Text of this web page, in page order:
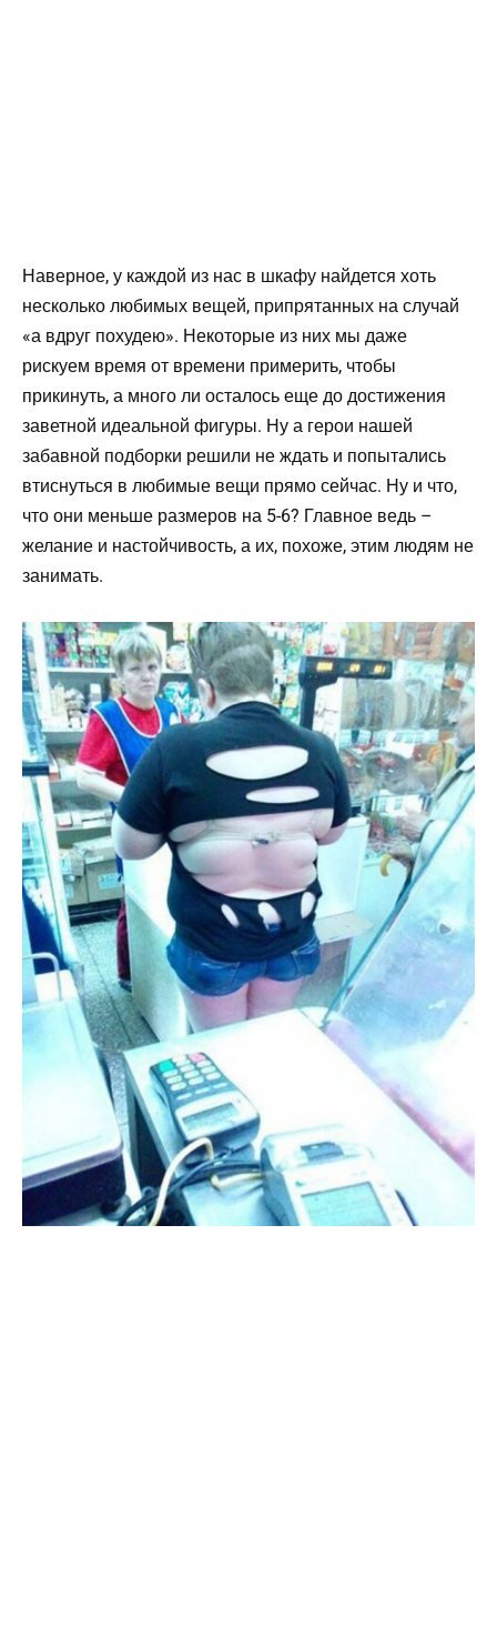
Наверное, у каждой из нас в шкафу найдется хоть
несколько любимых вещей, припрятанных на случай
«а вдруг похудею». Некоторые из них мы даже
рискуем время от времени примерить, чтобы
прикинуть, а много ли осталось еще до достижения
заветной идеальной фигуры. Ну а герои нашей
забавной подборки решили не ждать и попытались
втиснуться в любимые вещи прямо сейчас. Ну и что,
что они меньше размеров на 5-6? Главное ведь –
желание и настойчивость, а их, похоже, этим людям не
занимать.